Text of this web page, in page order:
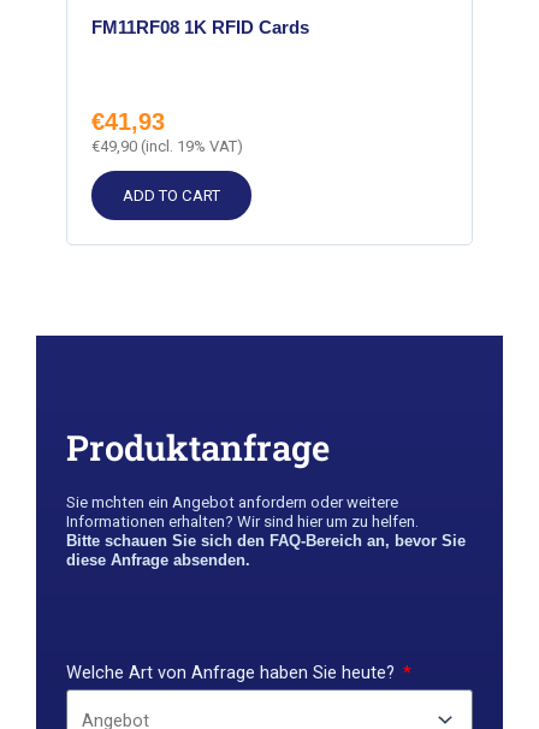
FM11RF08 1K RFID Cards
€41,93
€49,90 (incl. 19% VAT)
ADD TO CART
Produktanfrage
Sie m￶chten ein Angebot anfordern oder weitere
Informationen erhalten? Wir sind hier um zu helfen.
Bitte schauen Sie sich den FAQ-Bereich an, bevor Sie
diese Anfrage absenden.
Welche Art von Anfrage haben Sie heute?